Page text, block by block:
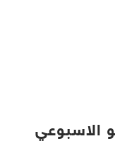
الاسبوعي